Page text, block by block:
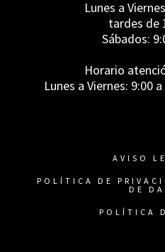
Lunes a
tardes de
Sábados:
Horario
Lunes a Viernes: 9:00
AVISO
POLÍTICA DE
DE
POLÍTICA